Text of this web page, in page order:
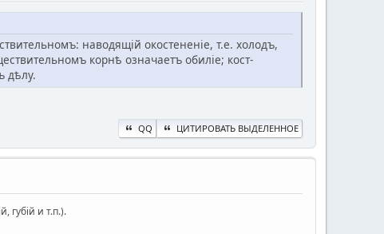
наводящій окостененіе, т.е. холодъ,
корнѣ означаетъ обиліе; кост-
дѣлу.
QQ ЦИТИРОВАТЬ ВЫДЕЛЕННОЕ
губій и т.п.).